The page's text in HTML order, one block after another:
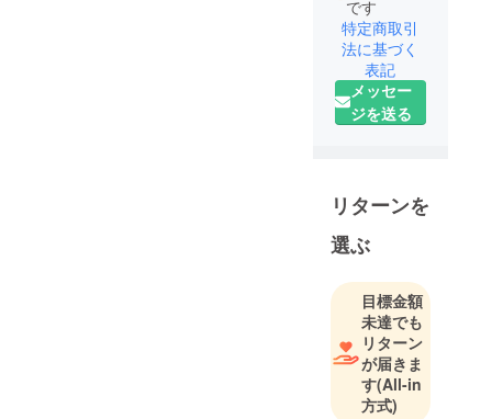
です
特定商取引
法に基づく
表記
メッセー
ジを送る
リターンを
選ぶ
目標金額
未達でも
リターン
が届きま
す(All-in
方式)